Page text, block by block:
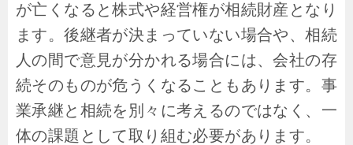
が亡くなると株式や経営権が相続財産となり
ます。後継者が決まっていない場合や、相続
人の間で意見が分かれる場合には、会社の存
続そのものが危うくなることもあります。事
業承継と相続を別々に考えるのではなく、一
体の課題として取り組む必要があります。